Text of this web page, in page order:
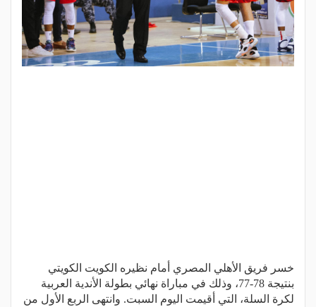
خسر فريق الأهلي المصري أمام نظيره الكويت الكويتي
بنتيجة 78-77، وذلك في مباراة نهائي بطولة الأندية العربية
لكرة السلة، التي أقيمت اليوم السبت. وانتهى الربع الأول من